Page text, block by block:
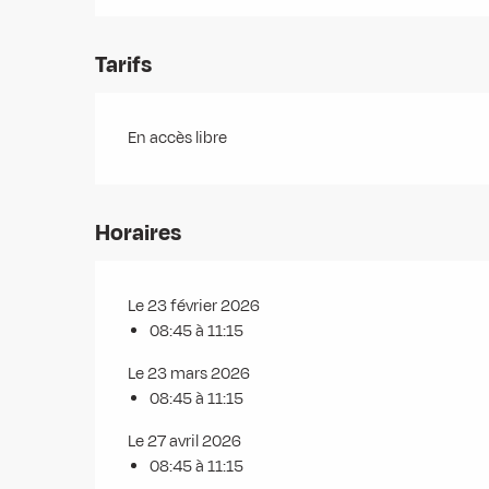
Tarifs
En accès libre
Horaires
Le 23 février 2026
08:45 à 11:15
Le 23 mars 2026
08:45 à 11:15
Le 27 avril 2026
08:45 à 11:15